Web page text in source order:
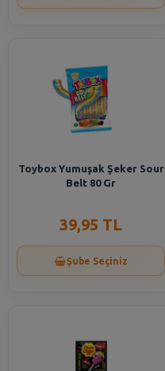
Toybox Yumuşak Şeker Sour
Belt 80 Gr
39,95 TL
Şube Seçiniz